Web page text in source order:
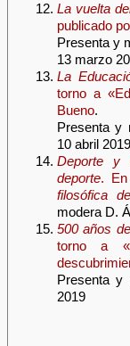
La vuelta
publicado
Presenta y
13 marzo
La
torno a
Bueno.
Presenta y
10 abril 2019
Deporte y
deporte. En
filosófica
modera D.
500 años
torno a
Presenta y
2019